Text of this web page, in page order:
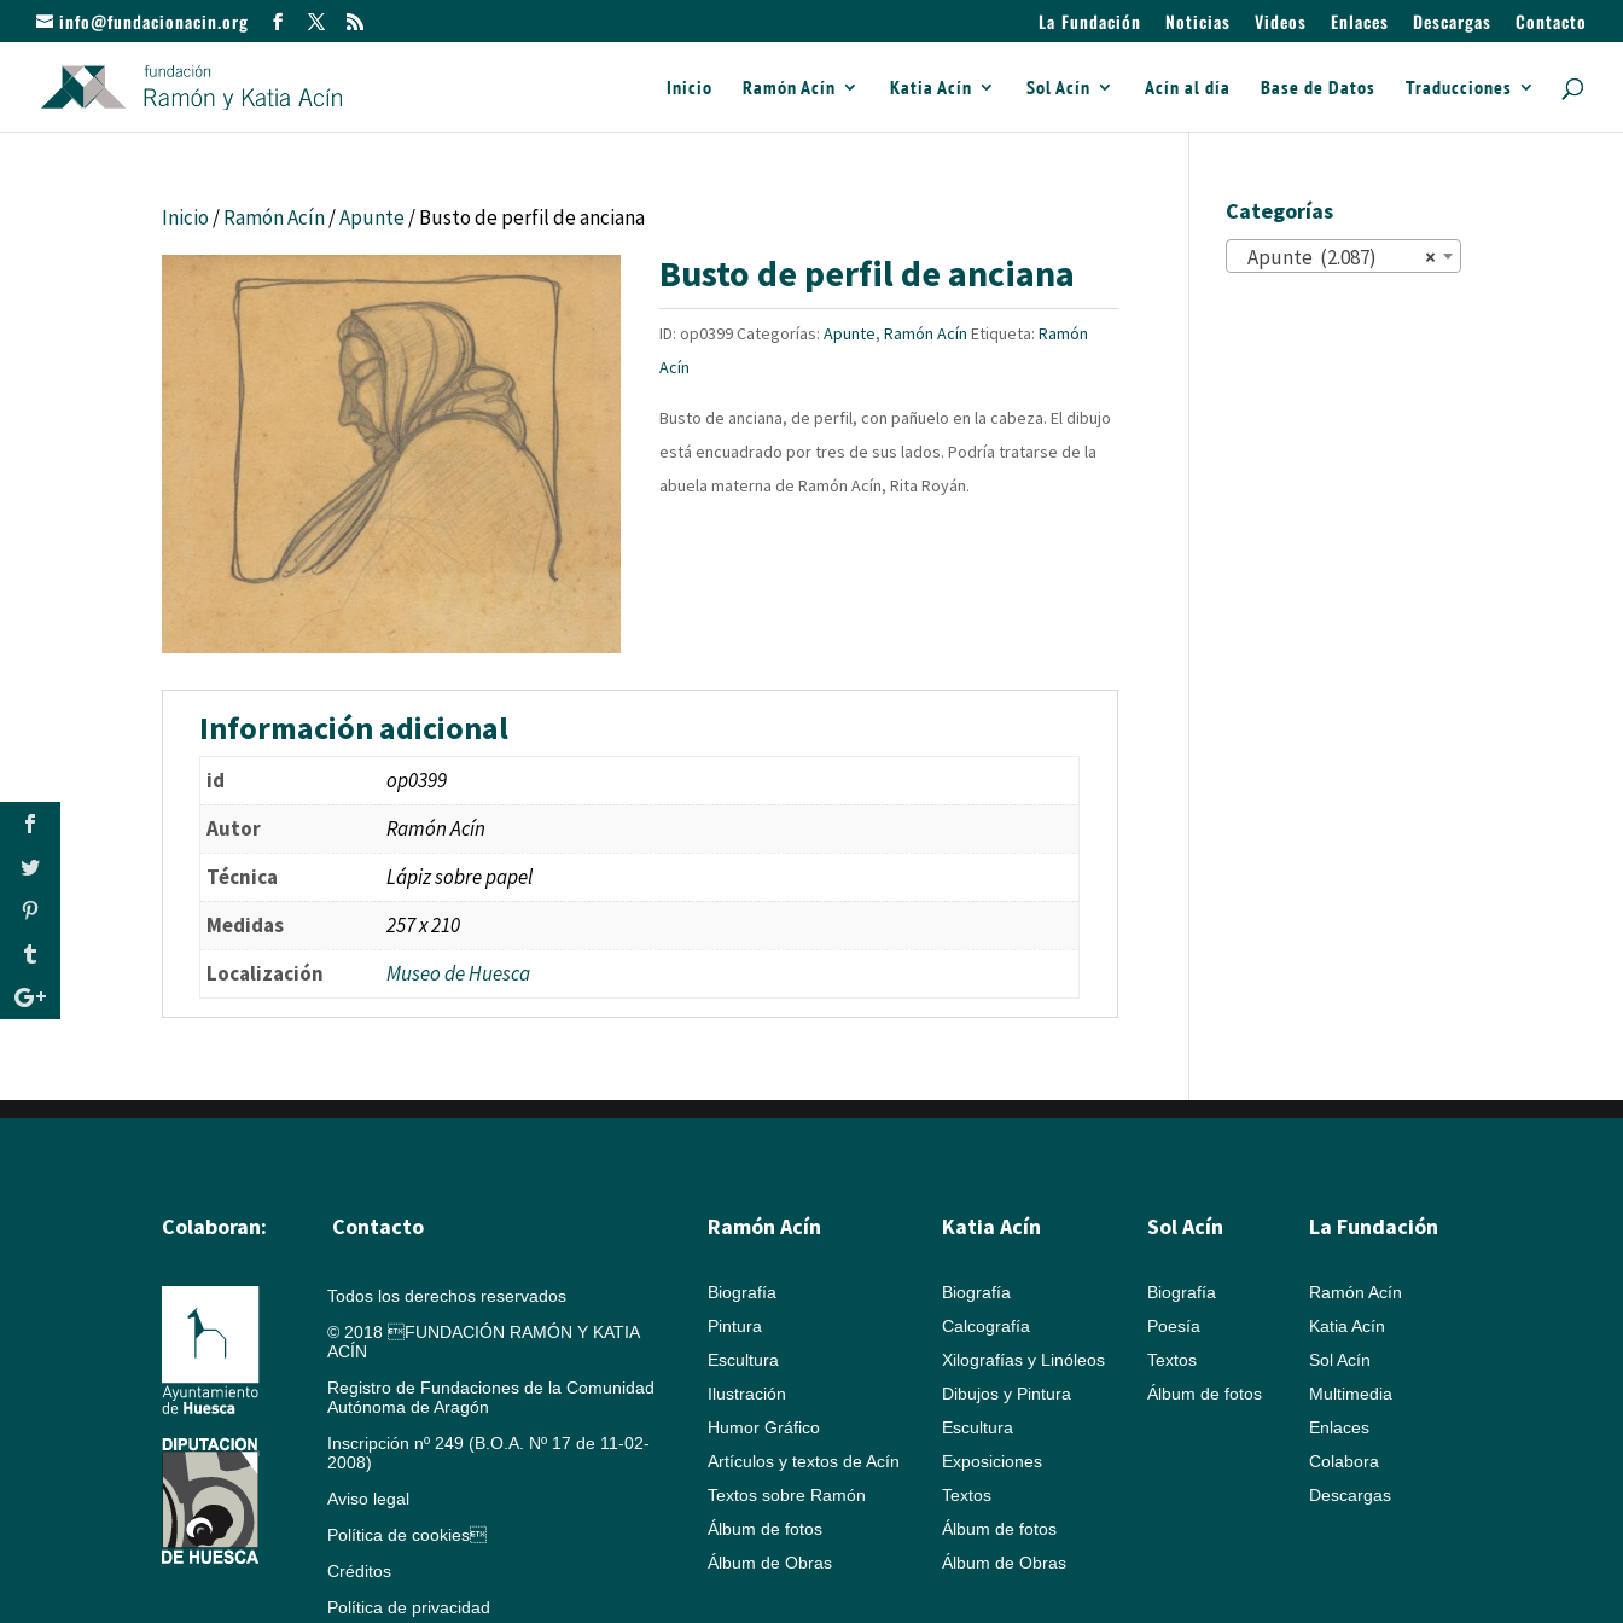
info@fundacionacin.org La Fundación Noticias Videos Enlaces Descargas Contacto
Inicio Ramón Acín Katia Acín Sol Acín Acín al día Base de Datos Traducciones
Inicio/Ramón Acín/Apunte/ Busto de perfil de anciana
Busto de perfil de anciana
ID:op0399Categorías:Apunte,Ramón Acín Etiqueta:Ramón
Acín
Busto de anciana, de perfil, con pañuelo en la cabeza. El dibujo
está encuadrado por tres de sus lados. Podría tratarse de la
abuela materna de Ramón Acín, Rita Royán.
Información adicional
id
op0399
Autor
Ramón Acín
Técnica
Lápiz sobre papel
Medidas
257 x 210
Localización
Museo de Huesca
Categorías
×
Apunte (2.087)
Colaboran: Contacto
Todos los derechos reservados
© 2018 FUNDACIÓN RAMÓN Y KATIA
ACÍN
Registro de Fundaciones de la Comunidad
Autónoma de Aragón
Inscripción nº 249 (B.O.A. Nº 17 de 11-02-
2008)
Aviso legal
Política de cookies
Créditos
Política de privacidad
Ramón Acín
Biografía
Pintura
Escultura
Ilustración
Humor Gráfico
Artículos y textos de Acín
Textos sobre Ramón
Álbum de fotos
Álbum de Obras
Katia Acín
Biografía
Calcografía
Xilografías y Linóleos
Dibujos y Pintura
Escultura
Exposiciones
Textos
Álbum de fotos
Álbum de Obras
Sol Acín
Biografía
Poesía
Textos
Álbum de fotos
La Fundación
Ramón Acín
Katia Acín
Sol Acín
Multimedia
Enlaces
Colabora
Descargas